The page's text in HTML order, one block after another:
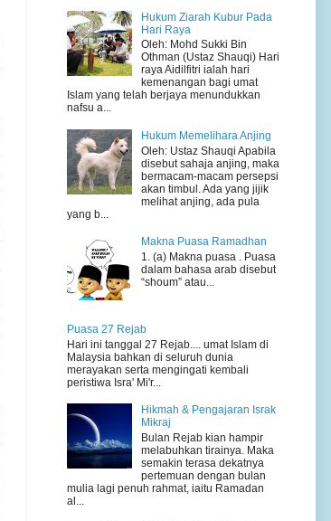
Hukum Ziarah Kubur Pada
Hari Raya
Oleh: Mohd Sukki Bin
Othman (Ustaz Shauqi) Hari
raya Aidilfitri ialah hari
kemenangan bagi umat
Islam yang telah berjaya menundukkan
nafsu a...
Hukum Memelihara Anjing
Oleh: Ustaz Shauqi Apabila
disebut sahaja anjing, maka
bermacam-macam persepsi
akan timbul. Ada yang jijik
melihat anjing, ada pula
yang b...
Makna Puasa Ramadhan
1. (a) Makna puasa . Puasa
dalam bahasa arab disebut
“shoum” atau...
Puasa 27 Rejab
Hari ini tanggal 27 Rejab.... umat Islam di
Malaysia bahkan di seluruh dunia
merayakan serta mengingati kembali
peristiwa Isra' Mi'r...
Hikmah & Pengajaran Israk
Mikraj
Bulan Rejab kian hampir
melabuhkan tirainya. Maka
semakin terasa dekatnya
pertemuan dengan bulan
mulia lagi penuh rahmat, iaitu Ramadan
al...